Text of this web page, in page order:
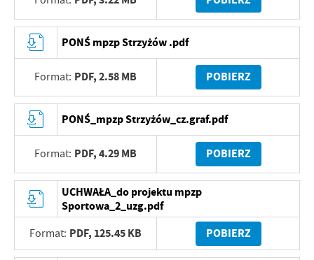
PONŚ mpzp Strzyżów .pdf
Format: PDF,2.58 MB POBIERZ
PONŚ_mpzp Strzyżów_cz.graf.pdf
Format: PDF,4.29 MB POBIERZ
UCHWAŁA_do projektu mpzp
Sportowa_2_uzg.pdf
Format: PDF, 125.45 KB POBIERZ
treści w postaci wiadomości, ofert, komunikatów mediów
społecznościowych.